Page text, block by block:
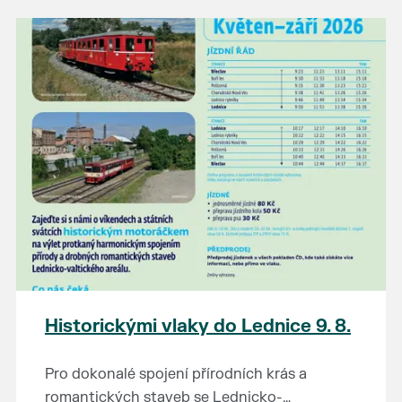
Prodejce prosíme tradičně o příchod 30
minut před začátkem, aby si vše na
prodejních místech stihli přichystat. Pokud
plánujete přijít a chcete rezervovat prodejní
místo, potvrďte prosím účast přes email
petr.vlasak@breclav.eu nebo zde v události,
ať víme, s kolika lidmi máme počítat. Počet
prodejních míst je omezen.
Těšíme se jako vždy!
Historickými vlaky do Lednice 9. 8.
Pro dokonalé spojení přírodních krás a
romantických staveb se Lednicko-